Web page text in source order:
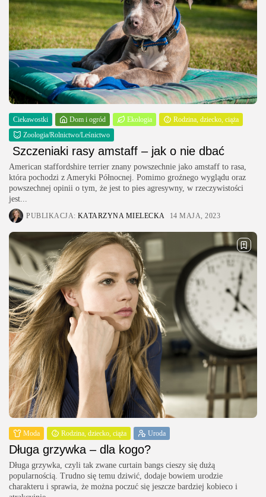
Ciekawostki Dom i ogród Ekologia
Rodzina, dziecko, ciąża
Zoologia/Rolnictwo/Leśnictwo
Szczeniaki rasy amstaff – jak o nie dbać
American staffordshire terrier znany powszechnie jako amstaff to rasa,
która pochodzi z Ameryki Północnej. Pomimo groźnego wyglądu oraz
powszechnej opinii o tym, że jest to pies agresywny, w rzeczywistości
jest...
PUBLIKACJA: KATARZYNA MIELECKA 14 MAJA, 2023
Moda Rodzina, dziecko, ciąża Uroda
Długa grzywka – dla kogo?
Długa grzywka, czyli tak zwane curtain bangs cieszy się dużą
popularnością. Trudno się temu dziwić, dodaje bowiem urodzie
charakteru i sprawia, że można poczuć się jeszcze bardziej kobieco i